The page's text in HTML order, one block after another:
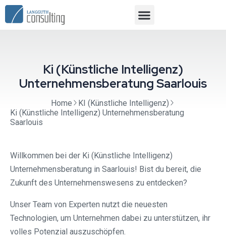
Ki (Künstliche Intelligenz)
Unternehmensberatung Saarlouis
Home
KI (Künstliche Intelligenz)
Ki (Künstliche Intelligenz) Unternehmensberatung
Saarlouis
Willkommen bei der Ki (Künstliche Intelligenz)
Unternehmensberatung in Saarlouis! Bist du bereit, die
Zukunft des Unternehmenswesens zu entdecken?
Unser Team von Experten nutzt die neuesten
Technologien, um Unternehmen dabei zu unterstützen, ihr
volles Potenzial auszuschöpfen.